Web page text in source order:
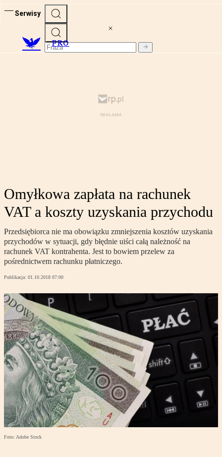
Serwisy
PRO
Omyłkowa zapłata na rachunek
VAT a koszty uzyskania przychodu
Przedsiębiorca nie ma obowiązku zmniejszenia kosztów uzyskania
przychodów w sytuacji, gdy błędnie uiści całą należność na
rachunek VAT kontrahenta. Jest to bowiem przelew za
pośrednictwem rachunku płatniczego.
Publikacja: 01.10.2018 07:00
Foto: Adobe Stock